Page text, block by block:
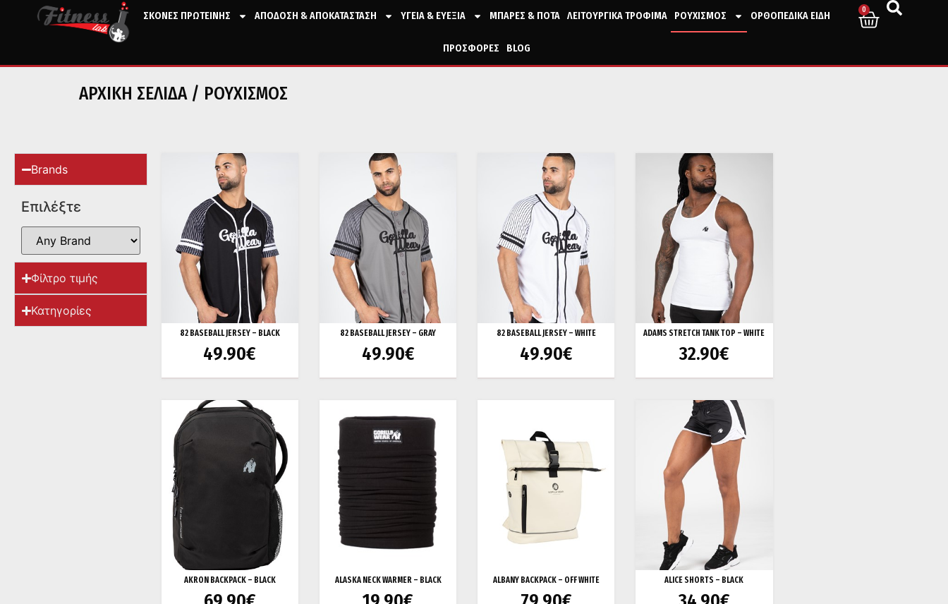
ΣΚΟΝΕΣ ΠΡΩΤΕΙΝΗΣ ΑΠΟΔΟΣΗ & ΑΠΟΚΑΤΑΣΤΑΣΗ ΥΓΕΙΑ & ΕΥΕΞΙΑ ΜΠΑΡΕΣ & ΠΟΤΑ ΛΕΙΤΟΥΡΓΙΚΑ ΤΡΟΦΙΜΑ ΡΟΥΧΙΣΜΟΣ ΟΡΘΟΠΕΔΙΚΑ ΕΙΔΗ
ΠΡΟΣΦΟΡΕΣ BLOG
0
ΑΡΧΙΚΉ ΣΕΛΊΔΑ/ ΡΟΥΧΙΣΜΟΣ
Brands
Επιλέξτε
Φίλτρο τιμής
Κατηγορίες
82 BASEBALL JERSEY – BLACK
49.90€
82 BASEBALL JERSEY – GRAY
49.90€
82 BASEBALL JERSEY – WHITE
49.90€
ADAMS STRETCH TANK TOP – WHITE
32.90€
AKRON BACKPACK – BLACK ALASKA NECK WARMER – BLACK ALBANY BACKPACK – OFF WHITE ALICE SHORTS – BLACK